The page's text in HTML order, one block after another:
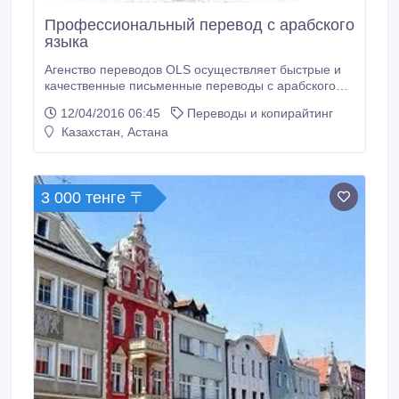
Профессиональный перевод с арабского
языка
Агенство переводов OLS осуществляет быстрые и
качественные письменные переводы с арабского
также нотариальное заверение переводов.
Коллектив нашего Центра в лице
чтобы письменный перевод с/на арабского языка
был выполнен качественно и в срок.
12/04/2016 06:45
Переводы и копирайтинг
Казахстан, Астана
3 000 тенге 〒